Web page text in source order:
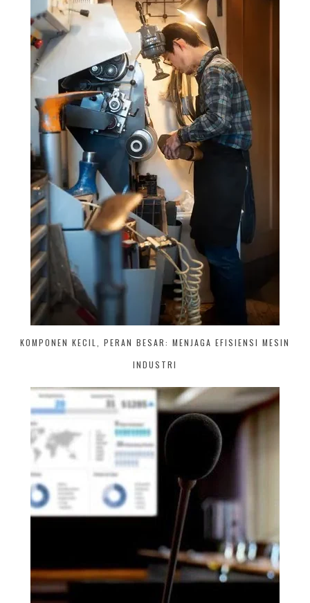
KOMPONEN KECIL, PERAN BESAR: MENJAGA EFISIENSI MESIN
INDUSTRI